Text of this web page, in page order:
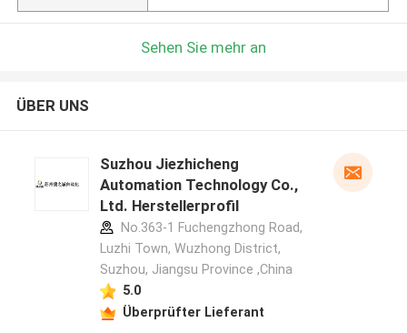
Sehen Sie mehr an
ÜBER UNS
Suzhou Jiezhicheng
Automation Technology Co.,
Ltd. Herstellerprofil
No.363-1 Fuchengzhong Road,
Luzhi Town, Wuzhong District,
Suzhou, Jiangsu Province ,China
5.0
Überprüfter Lieferant